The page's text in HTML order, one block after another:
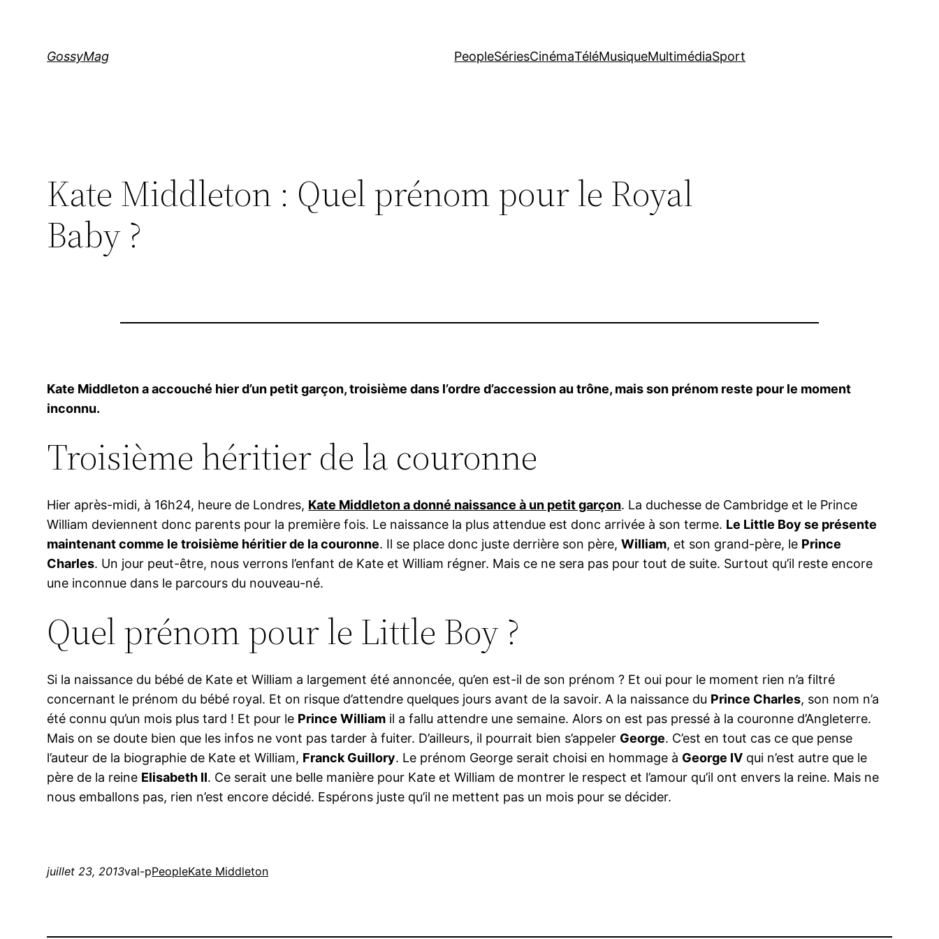
GossyMag PeopleSériesCinémaTéléMusiqueMultimédiaSport
Kate Middleton : Quel prénom pour le Royal
Baby ?
Kate Middleton a accouché hier d’un petit garçon, troisième dans l’ordre d’accession au trône, mais son prénom reste pour le moment
inconnu.
Troisième héritier de la couronne
Hier après-midi, à 16h24, heure de Londres, Kate Middleton a donné naissance à un petit garçon. La duchesse de Cambridge et le Prince
William deviennent donc parents pour la première fois. Le naissance la plus attendue est donc arrivée à son terme. Le Little Boy se présente
maintenant comme le troisième héritier de la couronne. Il se place donc juste derrière son père,William, et son grand-père, le Prince
Charles. Un jour peut-être, nous verrons l’enfant de Kate et William régner. Mais ce ne sera pas pour tout de suite. Surtout qu’il reste encore
une inconnue dans le parcours du nouveau-né.
Quel prénom pour le Little Boy ?
Si la naissance du bébé de Kate et William a largement été annoncée, qu’en est-il de son prénom ? Et oui pour le moment rien n’a filtré
concernant le prénom du bébé royal. Et on risque d’attendre quelques jours avant de la savoir. A la naissance du Prince Charles, son nom n’a
été connu qu’un mois plus tard ! Et pour le Prince William il a fallu attendre une semaine. Alors on est pas pressé à la couronne d’Angleterre.
Mais on se doute bien que les infos ne vont pas tarder à fuiter. D’ailleurs, il pourrait bien s’appeler George. C’est en tout cas ce que pense
l’auteur de la biographie de Kate et William, Franck Guillory. Le prénom George serait choisi en hommage à George IV qui n’est autre que le
père de la reine Elisabeth II. Ce serait une belle manière pour Kate et William de montrer le respect et l’amour qu’il ont envers la reine. Mais ne
nous emballons pas, rien n’est encore décidé. Espérons juste qu’il ne mettent pas un mois pour se décider.
juillet 23, 2013val-pPeopleKate Middleton